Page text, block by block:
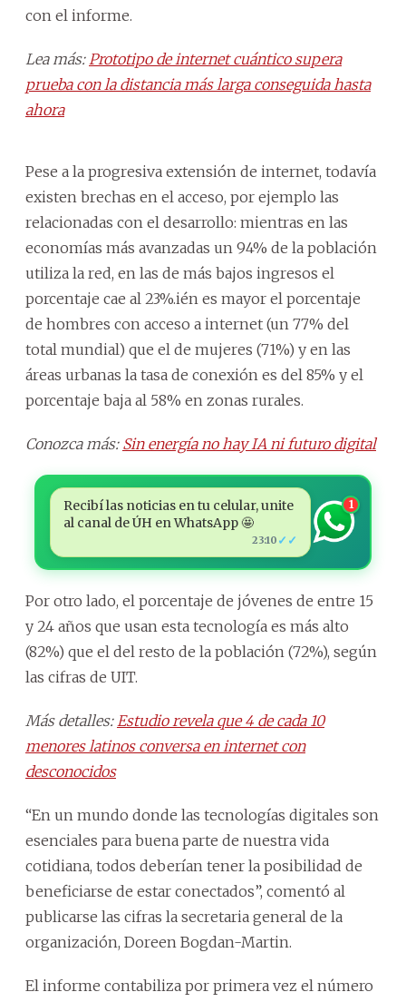
con el informe.
Lea más: Prototipo de internet cuántico supera
prueba con la distancia más larga conseguida hasta
ahora
Pese a la progresiva extensión de internet, todavía
existen brechas en el acceso, por ejemplo las
relacionadas con el desarrollo: mientras en las
economías más avanzadas un 94% de la población
utiliza la red, en las de más bajos ingresos el
porcentaje cae al 23%.ién es mayor el porcentaje
de hombres con acceso a internet (un 77% del
total mundial) que el de mujeres (71%) y en las
áreas urbanas la tasa de conexión es del 85% y el
porcentaje baja al 58% en zonas rurales.
Conozca más: Sin energía no hay IA ni futuro digital
Recibí las noticias en tu celular, unite
al canal de ÚH en WhatsApp 🤩
23:10 ✓✓
1
Por otro lado, el porcentaje de jóvenes de entre 15
y 24 años que usan esta tecnología es más alto
(82%) que el del resto de la población (72%), según
las cifras de UIT.
Más detalles: Estudio revela que 4 de cada 10
menores latinos conversa en internet con
desconocidos
“En un mundo donde las tecnologías digitales son
esenciales para buena parte de nuestra vida
cotidiana, todos deberían tener la posibilidad de
beneficiarse de estar conectados”, comentó al
publicarse las cifras la secretaria general de la
organización, Doreen Bogdan-Martin.
El informe contabiliza por primera vez el número